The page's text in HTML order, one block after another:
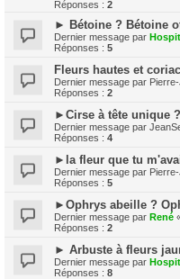
Réponses : 2
► Bétoine ? Bétoine
Dernier message par
Réponses : 5
Fleurs hautes et
Dernier message par
Réponses : 2
►Cirse à tête unique
Dernier message par
Réponses : 4
►la fleur que tu
Dernier message par
Réponses : 5
►Ophrys abeille ?
Dernier message par René
Réponses : 2
► Arbuste à fleurs
Dernier message par
Réponses : 8